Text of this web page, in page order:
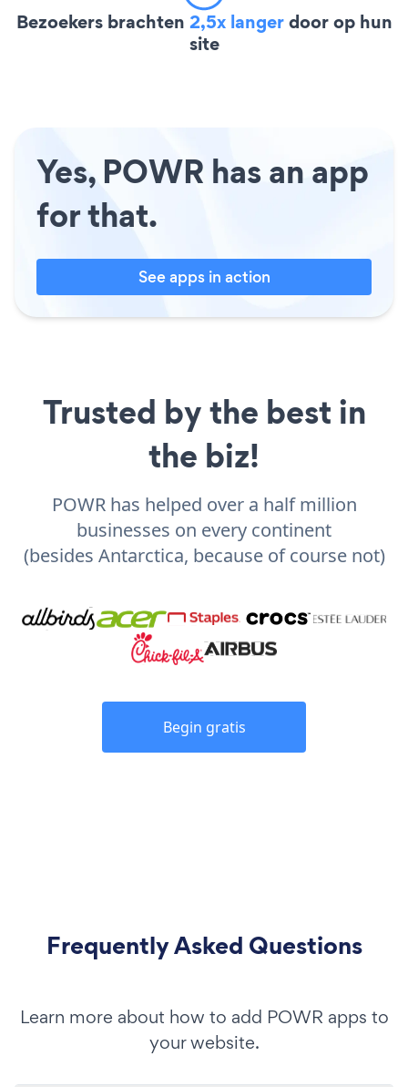
Bezoekers brachten 2,5x langerdoor op hun
site
Yes, POWR has an app
for that.
See apps in action
Trusted by the best in
the biz!
POWR has helped over a half million
businesses on every continent
(besides Antarctica, because of course not)
Begin gratis
Frequently Asked Questions
Learn more about how to add POWR apps to
your website.